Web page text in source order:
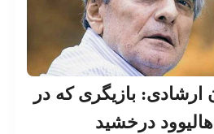
بازیگری که در
درخشید